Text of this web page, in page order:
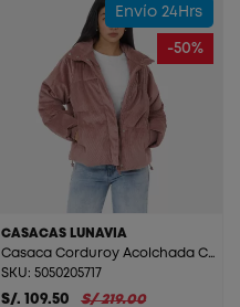
Envío 24Hrs
-50%
CASACAS LUNAVIA
Casaca Corduroy Acolchada C/F Lunavia Chocolate
SKU: 5050205717
S/. 109.50 S/ 219.00